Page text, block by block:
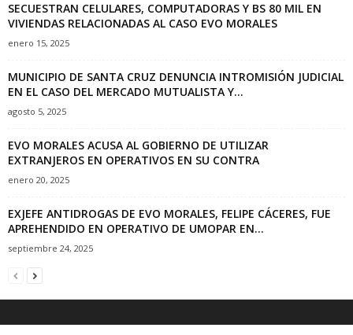
SECUESTRAN CELULARES, COMPUTADORAS Y BS 80 MIL EN
VIVIENDAS RELACIONADAS AL CASO EVO MORALES
enero 15, 2025
MUNICIPIO DE SANTA CRUZ DENUNCIA INTROMISIÓN JUDICIAL
EN EL CASO DEL MERCADO MUTUALISTA Y...
agosto 5, 2025
EVO MORALES ACUSA AL GOBIERNO DE UTILIZAR
EXTRANJEROS EN OPERATIVOS EN SU CONTRA
enero 20, 2025
EXJEFE ANTIDROGAS DE EVO MORALES, FELIPE CÁCERES, FUE
APREHENDIDO EN OPERATIVO DE UMOPAR EN...
septiembre 24, 2025